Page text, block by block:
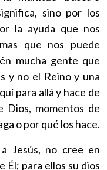
sino por los
la ayuda que nos
que nos puede
mucha gente que
y no el Reino y una
para allá y hace de
Dios, momentos de
o por qué los hace.
Jesús, no cree en
Él; para ellos su dios